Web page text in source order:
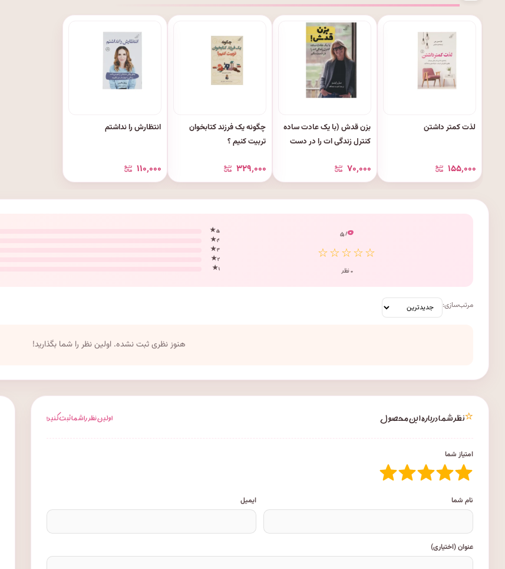
لذت کمتر داشتن
۱۵۵٬۰۰۰
بزن قدش (با یک عادت ساده
کنترل زندگی ات را در دست
۷۰٬۰۰۰
چگونه یک فرزند کتابخوان
تربیت کنیم ؟
۳۲۹٬۰۰۰
انتظارش را نداشتم
۱۱۰٬۰۰۰
۰/ ۵
☆☆☆☆☆
۰ نظر
۵ ★
۴ ★
۳ ★
۲ ★
۱ ★
مرتب‌سازی:
هنوز نظری ثبت نشده. اولین نظر را شما بگذارید!
⭐نظر شما درباره این محصول اولین نظر را شما ثبت کنید!
امتیاز شما
نام شما ایمیل
عنوان (اختیاری)